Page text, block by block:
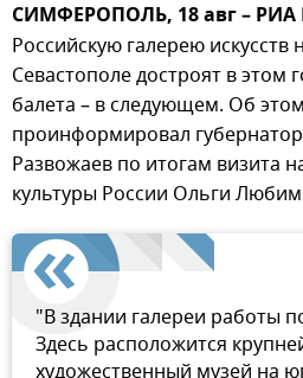
СИМФЕРОПОЛЬ, 18 авг –
Российскую галерею
Севастополе достроят в этом
балета – в следующем. Об
проинформировал
Развожаев по итогам визита
культуры России Ольги
"В здании галереи работы
Здесь расположится